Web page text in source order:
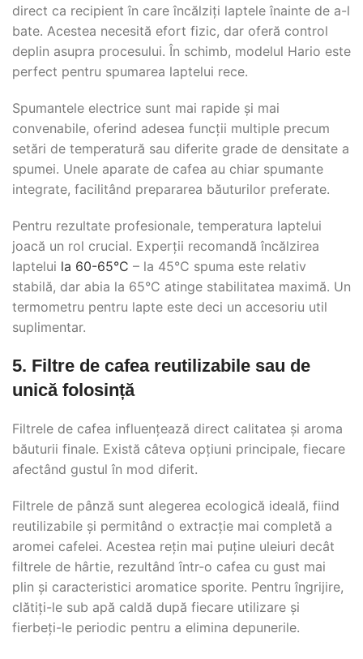
direct ca recipient în care încălziți laptele înainte de a-l
bate. Acestea necesită efort fizic, dar oferă control
deplin asupra procesului. În schimb, modelul Hario este
perfect pentru spumarea laptelui rece.
Spumantele electrice sunt mai rapide și mai
convenabile, oferind adesea funcții multiple precum
setări de temperatură sau diferite grade de densitate a
spumei. Unele aparate de cafea au chiar spumante
integrate, facilitând prepararea băuturilor preferate.
Pentru rezultate profesionale, temperatura laptelui
joacă un rol crucial. Experții recomandă încălzirea
laptelui la 60-65°C – la 45°C spuma este relativ
stabilă, dar abia la 65°C atinge stabilitatea maximă. Un
termometru pentru lapte este deci un accesoriu util
suplimentar.
5. Filtre de cafea reutilizabile sau de
unică folosință
Filtrele de cafea influențează direct calitatea și aroma
băuturii finale. Există câteva opțiuni principale, fiecare
afectând gustul în mod diferit.
Filtrele de pânză sunt alegerea ecologică ideală, fiind
reutilizabile și permitând o extracție mai completă a
aromei cafelei. Acestea rețin mai puține uleiuri decât
filtrele de hârtie, rezultând într-o cafea cu gust mai
plin și caracteristici aromatice sporite. Pentru îngrijire,
clătiți-le sub apă caldă după fiecare utilizare și
fierbeți-le periodic pentru a elimina depunerile.